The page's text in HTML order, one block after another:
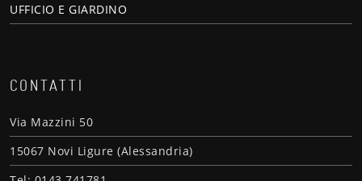
UFFICIO E GIARDINO
CONTATTI
Via Mazzini 50
15067 Novi Ligure (Alessandria)